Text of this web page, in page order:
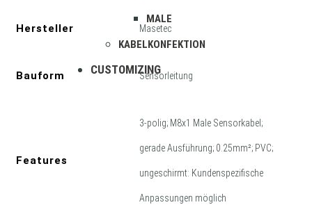
MALE
KABELKONFEKTION
CUSTOMIZING
Hersteller Masetec
Bauform Sensorleitung
Features
3-polig; M8x1 Male Sensorkabel;
gerade Ausführung; 0.25mm²; PVC;
ungeschirmt: Kundenspezifische
Anpassungen möglich